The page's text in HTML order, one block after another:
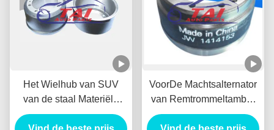
Het Wielhub van SUV
van de staal Materiële
Lage T/min Alternator
VoorDe Machtsalternator
van Remtrommeltambor
Freno Delantero